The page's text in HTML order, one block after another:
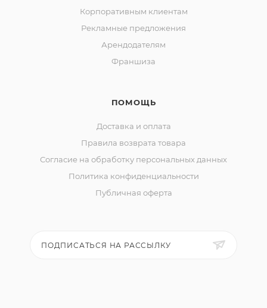
Корпоративным клиентам
Рекламные предложения
Арендодателям
Франшиза
ПОМОЩЬ
Доставка и оплата
Правила возврата товара
Согласие на обработку персональных данных
Политика конфиденциальности
Публичная оферта
ПОДПИСАТЬСЯ НА РАССЫЛКУ